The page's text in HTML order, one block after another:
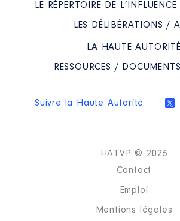
LE RÉPERTOIRE DE
LES DÉLIBÉRATIONS /
LA HAUTE AUTORITÉ
RESSOURCES /
Suivre la Haute Autorité
HATVP © 2026
Contact
Emploi
Mentions légales